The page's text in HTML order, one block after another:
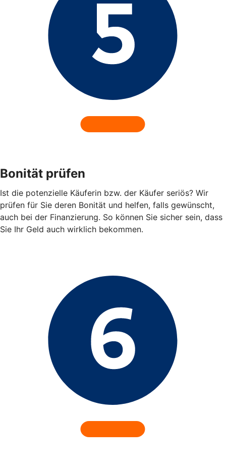
Bonität prüfen
Ist die potenzielle Käuferin bzw. der Käufer seriös? Wir
prüfen für Sie deren Bonität und helfen, falls gewünscht,
auch bei der Finanzierung. So können Sie sicher sein, dass
Sie Ihr Geld auch wirklich bekommen.